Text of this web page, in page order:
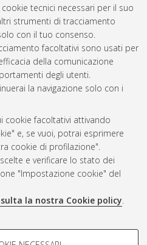
tecnici necessari per il suo
strumenti di tracciamento
con il tuo consenso.
facoltativi sono usati per
della comunicazione
degli utenti.
la navigazione solo con i
cookie facoltativi attivando
e, se vuoi, potrai esprimere
cookie di profilazione".
e verificare lo stato dei
"Impostazione cookie" del
la nostra Cookie policy.
-
statistiche
documento:
R3P19R
e